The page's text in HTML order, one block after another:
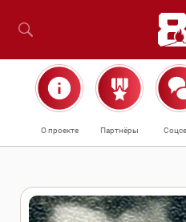
О проекте Партнёры